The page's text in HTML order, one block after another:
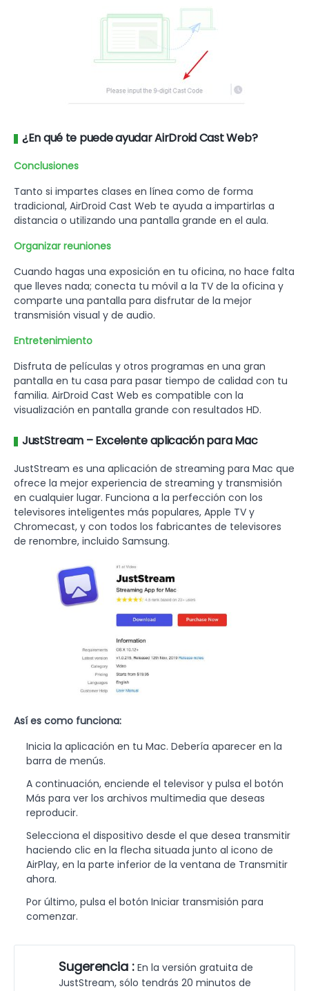
¿En qué te puede ayudar AirDroid Cast Web?
Conclusiones
Tanto si impartes clases en línea como de forma
tradicional, AirDroid Cast Web te ayuda a impartirlas a
distancia o utilizando una pantalla grande en el aula.
Organizar reuniones
Cuando hagas una exposición en tu oficina, no hace falta
que lleves nada; conecta tu móvil a la TV de la oficina y
comparte una pantalla para disfrutar de la mejor
transmisión visual y de audio.
Entretenimiento
Disfruta de películas y otros programas en una gran
pantalla en tu casa para pasar tiempo de calidad con tu
familia. AirDroid Cast Web es compatible con la
visualización en pantalla grande con resultados HD.
JustStream – Excelente aplicación para Mac
JustStream es una aplicación de streaming para Mac que
ofrece la mejor experiencia de streaming y transmisión
en cualquier lugar. Funciona a la perfección con los
televisores inteligentes más populares, Apple TV y
Chromecast, y con todos los fabricantes de televisores
de renombre, incluido Samsung.
Así es como funciona:
Inicia la aplicación en tu Mac. Debería aparecer en la
barra de menús.
A continuación, enciende el televisor y pulsa el botón
Más para ver los archivos multimedia que deseas
reproducir.
Selecciona el dispositivo desde el que desea transmitir
haciendo clic en la flecha situada junto al icono de
AirPlay, en la parte inferior de la ventana de Transmitir
ahora.
Por último, pulsa el botón Iniciar transmisión para
comenzar.
Sugerencia : En la versión gratuita de
JustStream, sólo tendrás 20 minutos de